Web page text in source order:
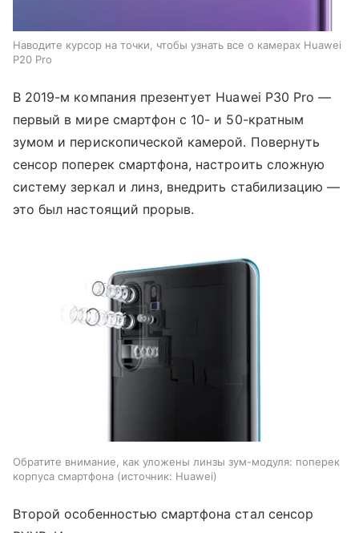
Наводите курсор на точки, чтобы узнать все о камерах Huawei
P20 Pro
В 2019-м компания презентует Huawei P30 Pro —
первый в мире смартфон с 10- и 50-кратным
зумом и перископической камерой. Повернуть
сенсор поперек смартфона, настроить сложную
систему зеркал и линз, внедрить стабилизацию —
это был настоящий прорыв.
Обратите внимание, как уложены линзы зум-модуля: поперек
корпуса смартфона
источник: Huawei
Второй особенностью смартфона стал сенсор